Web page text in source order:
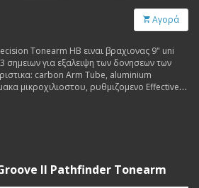
Αγορά
Tonearm HB ειναι βραχιονας 9" uni
σημειων για εξαλειψη των δονησεων των
carbon Arm Tube, aluminium
μικροχιλιοστου, ρυθμιζομενο Effective
antiscating κλπ. Εσωτερικη
II Pathfinder Tonearm